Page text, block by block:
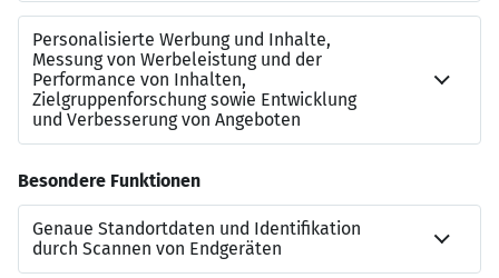
Kontakt
Markus Singer
01522/ 268 4736
markus.singer@schwaebisch-hall.de
Meine Website